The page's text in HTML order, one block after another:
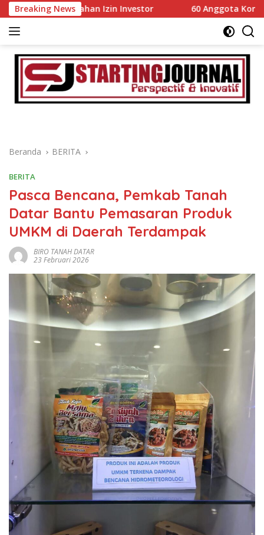
Langsung
ke
konten
Breaking News
Izin Investor 60 Anggota Kontingen Kwarcab
Beranda BERITA
BERITA
Pasca Bencana, Pemkab Tanah
Datar Bantu Pemasaran Produk
UMKM di Daerah Terdampak
BIRO TANAH DATAR
23 Februari 2026